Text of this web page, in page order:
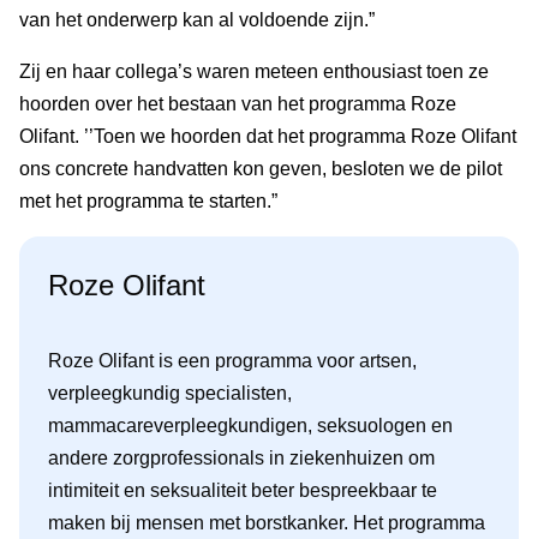
van het onderwerp kan al voldoende zijn.”
Zij en haar collega’s waren meteen enthousiast toen ze
hoorden over het bestaan van het programma Roze
Olifant. ’’Toen we hoorden dat het programma Roze Olifant
ons concrete handvatten kon geven, besloten we de pilot
met het programma te starten.”
Roze Olifant
Roze Olifant is een programma voor artsen,
verpleegkundig specialisten,
mammacareverpleegkundigen, seksuologen en
andere zorgprofessionals in ziekenhuizen om
intimiteit en seksualiteit beter bespreekbaar te
maken bij mensen met borstkanker. Het programma